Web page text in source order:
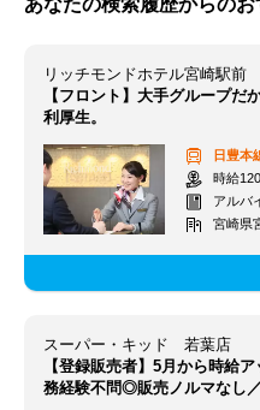
あなたの検索履歴からのお
リッチモンドホテル宮崎駅前
【フロント】大手グループだ
利厚生。
日豊本
時給
アルバ
宮崎県
スーパー・キッド 若葉店
【登録販売者】5月から時給
務経験不問◎販売ノルマなし